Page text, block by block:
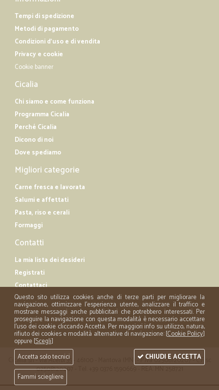
Tempi di spedizione
Metodi di pagamento
Condizioni d'uso e di vendita
Privacy e cookie
Cookie banner
Cicalia
Chi siamo e come funziona
Programma Cicalia
Perché Cicalia
Dicono di noi
Dove spediamo
Migliori categorie
Carne fresca e lavorata
Salumi e affettati
Pasta, riso e cerali
Formaggi
Contatti
La mia lista dei desideri
Registrati
Contattaci
Cicalia srl - via Acerbi 35 - 46100 - Mantova (MN) - P.iva 02508120207 - C.Fisc
02508120207 - Tel. +39 0376 1590669 - REA: MN 258721
Questo sito utilizza cookies anche di terze parti per migliorare la
navigazione, ottimizzare l'esperienza utente, analizzare il traffico e
mostrare messaggi anche pubblicitari che potrebbero interessati. Per
proseguire la navigazione con questa modalità è necessario accettare
l'uso dei cookie cliccando Accetta. Per maggiori info su utilizzo, natura,
rifiuto dei cookies e modalità alternative di navigazione: [Cookie Policy]
oppure [Scegli]
Accetta solo tecnici
Fammi sciegliere
CHIUDI E ACCETTA